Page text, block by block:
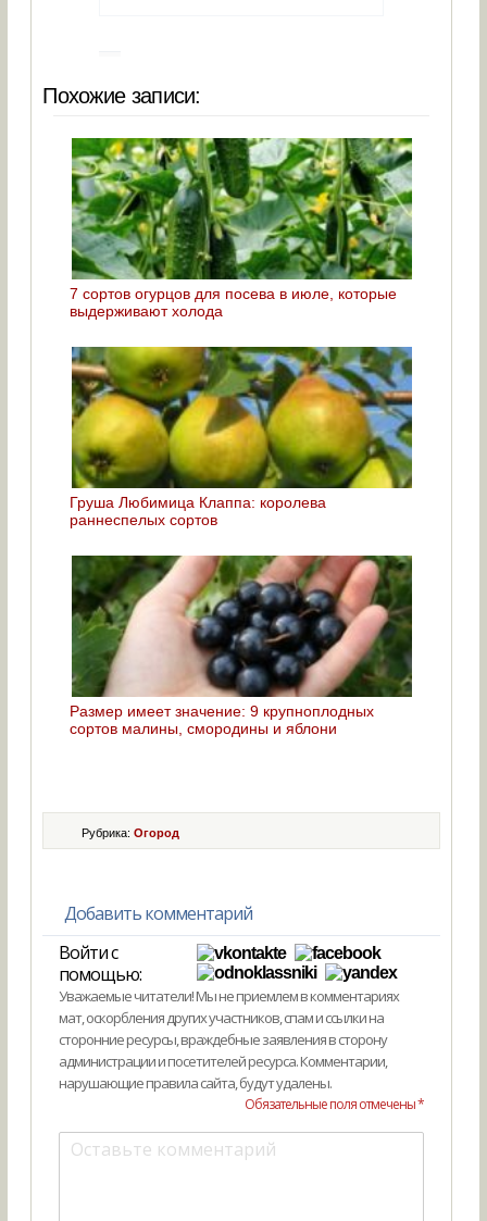
Похожие записи:
7 сортов огурцов для посева в июле, которые
выдерживают холода
Груша Любимица Клаппа: королева
раннеспелых сортов
Размер имеет значение: 9 крупноплодных
сортов малины, смородины и яблони
Рубрика:Огород
Добавить комментарий
Войти с
помощью:
Уважаемые читатели! Мы не приемлем в комментариях
мат, оскорбления других участников, спам и ссылки на
сторонние ресурсы, враждебные заявления в сторону
администрации и посетителей ресурса. Комментарии,
нарушающие правила сайта, будут удалены.
Обязательные поля отмечены *